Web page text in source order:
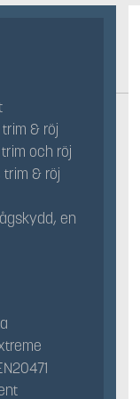
& röj
och röj
& röj
en